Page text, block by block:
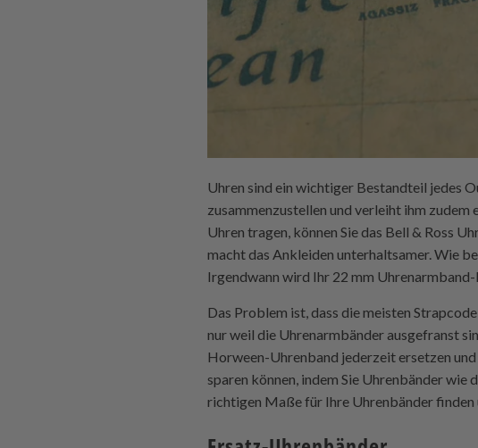
Uhren sind ein wichtiger Bestandteil jedes
zusammenzustellen und verleiht ihm zudem
Uhren tragen, können Sie das Bell & Ross
macht das Ankleiden unterhaltsamer. Wie
Irgendwann wird Ihr 22 mm Uhrenarmband-
Das Problem ist, dass die meisten
nur weil die Uhrenarmbänder ausgefranst
Horween-Uhrenband jederzeit ersetzen
sparen können, indem Sie Uhrenbänder
richtigen Maße für Ihre Uhrenbänder finden